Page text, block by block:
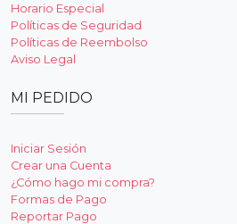
Horario Especial
Políticas de Seguridad
Políticas de Reembolso
Aviso Legal
MI PEDIDO
Iniciar Sesión
Crear una Cuenta
¿Cómo hago mi compra?
Formas de Pago
Reportar Pago